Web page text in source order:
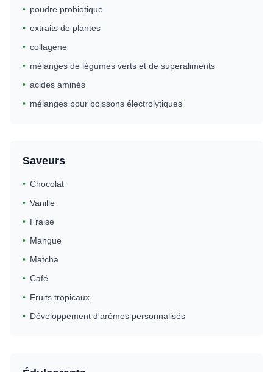
• poudre probiotique
• extraits de plantes
• collagène
• mélanges de légumes verts et de superaliments
• acides aminés
• mélanges pour boissons électrolytiques
Saveurs
• Chocolat
• Vanille
• Fraise
• Mangue
• Matcha
• Café
• Fruits tropicaux
• Développement d'arômes personnalisés